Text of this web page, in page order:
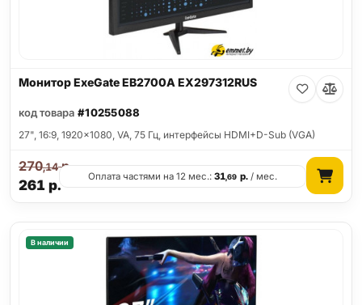
Монитор ExeGate EB2700A EX297312RUS
код товара #10255088
27", 16:9, 1920x1080, VA, 75 Гц, интерфейсы HDMI+D-Sub (VGA)
261 р.
270,14р.
Оплата частями на 12 мес.:31,69 р./ мес.
В наличии